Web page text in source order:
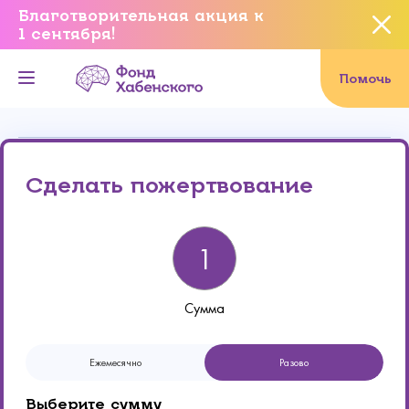
Благотворительная акция к
1 сентября!
Помочь
Сделать пожертвование
Сумма
Ежемесячно Разово
Выберите сумму
Вы уверены, что хотите
завершить данное событие?